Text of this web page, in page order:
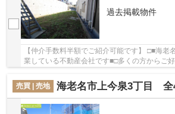
過去掲載物件
【仲介手数料半額でご紹介可能です】 □■海老
業している不動産会社です■□多くの方からご
売買 | 売地
海老名市上今泉3丁目 全4区画 土地【仲介手数料半額キ